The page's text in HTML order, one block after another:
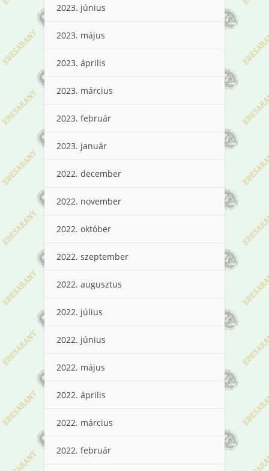
2023. június
2023. május
2023. április
2023. március
2023. február
2023. január
2022. december
2022. november
2022. október
2022. szeptember
2022. augusztus
2022. július
2022. június
2022. május
2022. április
2022. március
2022. február